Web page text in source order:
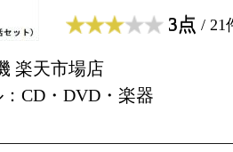
3点 / 21
楽天市場店
CD・DVD・楽器